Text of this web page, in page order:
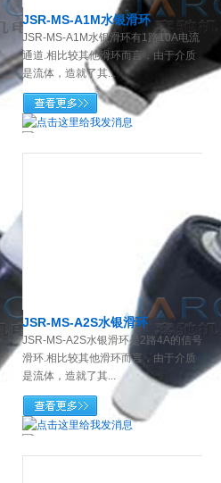
JSR-MS-A1M水银滑环
JSR-MS-A1M水银滑环有1路10A电流
通道.相比较其他滑环而言，由于介质
是流体，造就了其...
JSR-MS-A2S水银滑环
JSR-MS-A2S水银滑环是2路4A的信号
滑环.相比较其他滑环而言，由于介质
是流体，造就了其...